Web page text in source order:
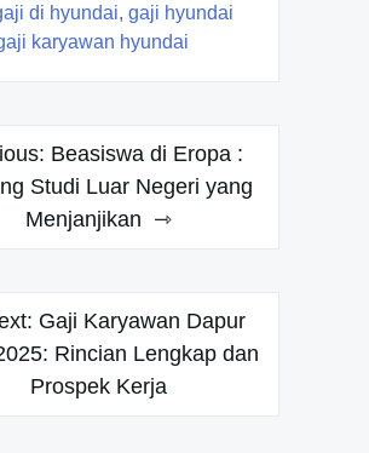
di hyundai, gaji hyundai
karyawan hyundai
Beasiswa di Eropa :
Studi Luar Negeri yang
Menjanjikan
Gaji Karyawan Dapur
Rincian Lengkap dan
Prospek Kerja